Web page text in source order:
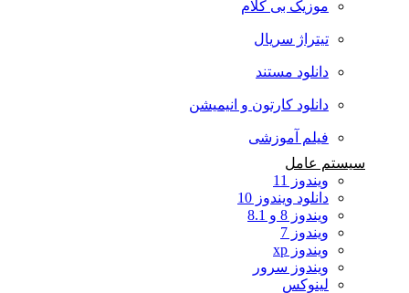
موزیک بی کلام
تیتراژ سریال
دانلود مستند
دانلود کارتون و انیمیشن
فیلم آموزشی
سیستم عامل
ویندوز 11
دانلود ویندوز 10
ویندوز 8 و 8.1
ویندوز 7
ویندوز xp
ویندوز سرور
لینوکس